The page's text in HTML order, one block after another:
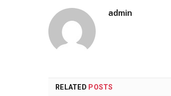
admin
RELATED POSTS